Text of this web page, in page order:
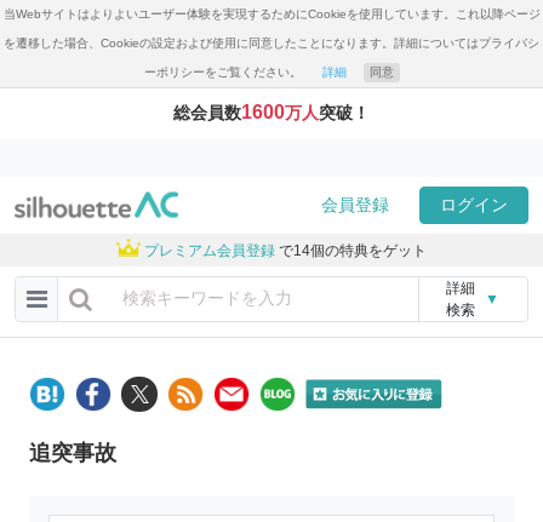
当Webサイトはよりよいユーザー体験を実現するためにCookieを使用しています。これ以降ページ
を遷移した場合、Cookieの設定および使用に同意したことになります。詳細についてはプライバシ
ーポリシーをご覧ください。 詳細 同意
総会員数1600万人突破！
会員登録 ログイン
プレミアム会員登録 で14個の特典をゲット
詳細
検索
▼
追突事故